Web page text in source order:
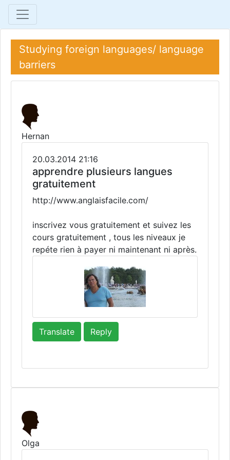
Studying foreign languages/ language
barriers
Hernan
20.03.2014 21:16
apprendre plusieurs langues
gratuitement
http://www.anglaisfacile.com/
inscrivez vous gratuitement et suivez les
cours gratuitement , tous les niveaux je
repéte rien à payer ni maintenant ni après.
Translate Reply
Olga